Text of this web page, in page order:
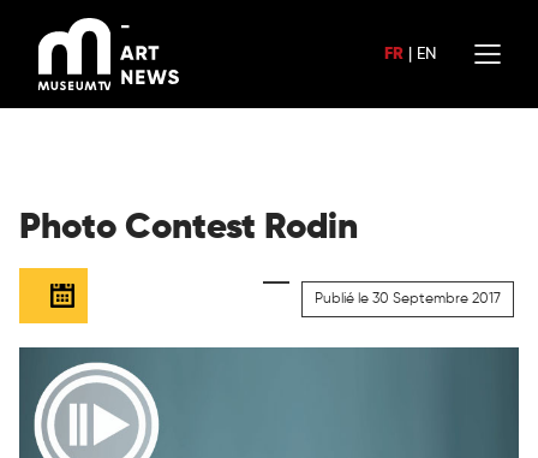
contenu
FR EN
Photo Contest Rodin
Publié le 30 Septembre 2017